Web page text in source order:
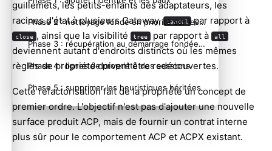
guillemets, les petits-enfants des adaptateurs, les
racines d'état à plusieurs Gateway, cancel par rapport à
close , ainsi que la visibilité tree par rapport à all
deviennent autant d'endroits distincts où les mêmes
règles de propriété doivent être redécouvertes.
Cette refactorisation fait de la propriété un concept de
premier ordre. L'objectif n'est pas d'ajouter une nouvelle
surface produit ACP, mais de fournir un contrat interne
plus sûr pour le comportement ACP et ACPX existant.
Phase 2 : nettoyage fondé en priorité sur les baux
Phase 3 : récupération au démarrage fondée en priorité sur les baux
Phase 4 : lignes de propriété des sessions
Phase 5 : supprimer les heuristiques héritées
Tests
Notes de compatibilité